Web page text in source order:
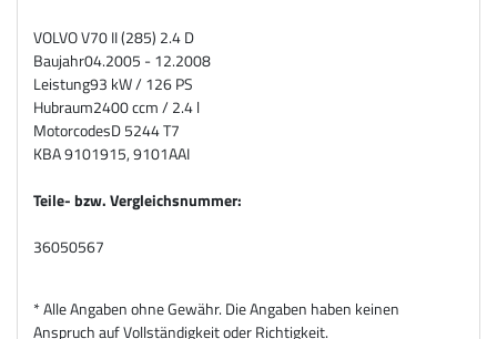
VOLVO V70 II (285) 2.4 D
Baujahr04.2005 - 12.2008
Leistung93 kW / 126 PS
Hubraum2400 ccm / 2.4 l
MotorcodesD 5244 T7
KBA9101915, 9101AAI
Teile- bzw. Vergleichsnummer:
36050567
* Alle Angaben ohne Gewähr. Die Angaben haben keinen
Anspruch auf Vollständigkeit oder Richtigkeit.